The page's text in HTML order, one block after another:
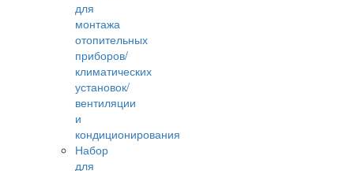
для
монтажа
отопительных
приборов/
климатических
установок/
вентиляции
и
кондиционирования
Набор
для